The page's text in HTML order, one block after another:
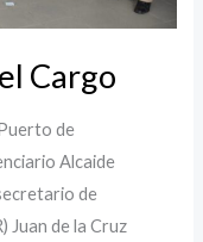
Cargo
de
Alcaide
de
Juan de la Cruz